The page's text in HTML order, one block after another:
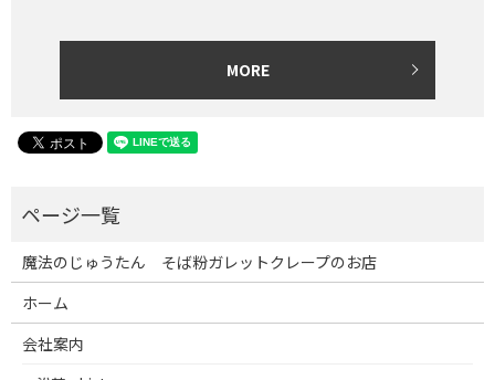
MORE
魔法のじゅうたん そば粉ガレットクレープのお店
ホーム
会社案内